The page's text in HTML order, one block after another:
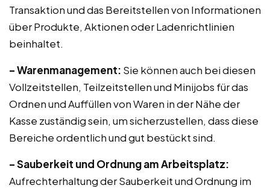
Transaktion und das Bereitstellen von Informationen
über Produkte, Aktionen oder Ladenrichtlinien
beinhaltet.
– Warenmanagement: Sie können auch bei diesen
Vollzeitstellen, Teilzeitstellen und Minijobs für das
Ordnen und Auffüllen von Waren in der Nähe der
Kasse zuständig sein, um sicherzustellen, dass diese
Bereiche ordentlich und gut bestückt sind.
– Sauberkeit und Ordnung am Arbeitsplatz:
Aufrechterhaltung der Sauberkeit und Ordnung im